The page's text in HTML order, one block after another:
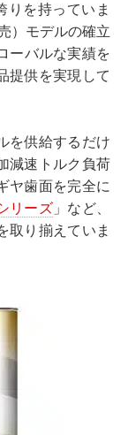
りを持っていま
）モデルの確立
ーバルな実績を
提供を実現して
を供給するだけ
減速トルク負荷
ヤ歯面を完全に
リーズ」など、
取り揃えていま